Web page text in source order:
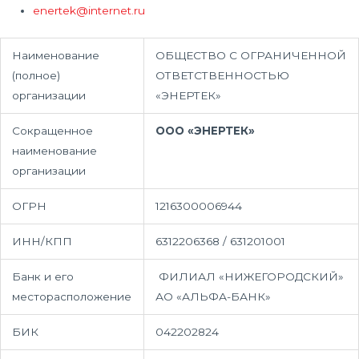
enertek@internet.ru
Наименование
(полное)
организации
ОБЩЕСТВО С ОГРАНИЧЕННОЙ
ОТВЕТСТВЕННОСТЬЮ
«ЭНЕРТЕК»
Сокращенное
наименование
организации
ООО «ЭНЕРТЕК»
ОГРН 1216300006944
ИНН/КПП 6312206368 / 631201001
Банк и его
месторасположение
ФИЛИАЛ «НИЖЕГОРОДСКИЙ»
АО «АЛЬФА-БАНК»
БИК 042202824